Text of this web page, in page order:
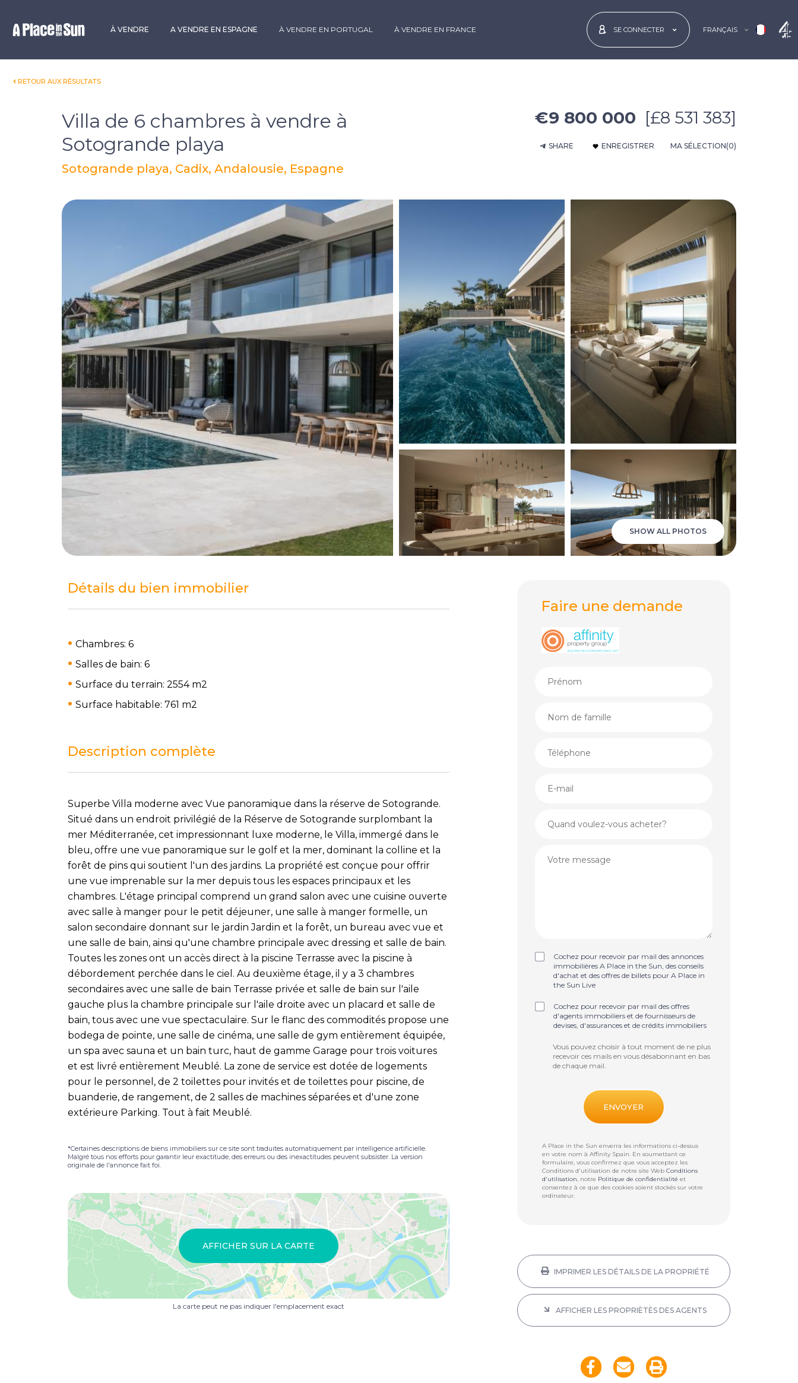
À VENDRE A VENDRE EN ESPAGNE À VENDRE EN PORTUGAL À VENDRE EN FRANCE SE CONNECTER FRANÇAIS
RETOUR AUX RÉSULTATS
Villa de 6 chambres à vendre à
Sotogrande playa
Sotogrande playa, Cadix, Andalousie, Espagne
€9 800 000 [£8 531 383]
SHARE ENREGISTRER MA SÉLECTION(0)
SHOW ALL PHOTOS
Détails du bien immobilier
Chambres: 6
Salles de bain: 6
Surface du terrain: 2554 m2
Surface habitable: 761 m2
Description complète
Superbe Villa moderne avec Vue panoramique dans la réserve de Sotogrande.
Situé dans un endroit privilégié de la Réserve de Sotogrande surplombant la
mer Méditerranée, cet impressionnant luxe moderne, le Villa, immergé dans le
bleu, offre une vue panoramique sur le golf et la mer, dominant la colline et la
forêt de pins qui soutient l'un des jardins. La propriété est conçue pour offrir
une vue imprenable sur la mer depuis tous les espaces principaux et les
chambres. L'étage principal comprend un grand salon avec une cuisine ouverte
avec salle à manger pour le petit déjeuner, une salle à manger formelle, un
salon secondaire donnant sur le jardin Jardin et la forêt, un bureau avec vue et
une salle de bain, ainsi qu'une chambre principale avec dressing et salle de bain.
Toutes les zones ont un accès direct à la piscine Terrasse avec la piscine à
débordement perchée dans le ciel. Au deuxième étage, il y a 3 chambres
secondaires avec une salle de bain Terrasse privée et salle de bain sur l'aile
gauche plus la chambre principale sur l'aile droite avec un placard et salle de
bain, tous avec une vue spectaculaire. Sur le flanc des commodités propose une
bodega de pointe, une salle de cinéma, une salle de gym entièrement équipée,
un spa avec sauna et un bain turc, haut de gamme Garage pour trois voitures
et est livré entièrement Meublé. La zone de service est dotée de logements
pour le personnel, de 2 toilettes pour invités et de toilettes pour piscine, de
buanderie, de rangement, de 2 salles de machines séparées et d'une zone
extérieure Parking. Tout à fait Meublé.
*Certaines descriptions de biens immobiliers sur ce site sont traduites automatiquement par intelligence artificielle.
Malgré tous nos efforts pour garantir leur exactitude, des erreurs ou des inexactitudes peuvent subsister. La version
originale de l'annonce fait foi.
AFFICHER SUR LA CARTE
La carte peut ne pas indiquer l'emplacement exact
Faire une demande
Cochez pour recevoir par mail des annonces
immobilières A Place in the Sun, des conseils
d'achat et des offres de billets pour A Place in
the Sun Live
Cochez pour recevoir par mail des offres
d'agents immobiliers et de fournisseurs de
devises, d'assurances et de crédits immobiliers
Vous pouvez choisir à tout moment de ne plus
recevoir ces mails en vous désabonnant en bas
de chaque mail.
A Place in the Sun enverra les informations ci-dessus
en votre nom àAffinity Spain. En soumettant ce
formulaire, vous confirmez que vous acceptez les
Conditions d'utilisation de notre site WebConditions
d'utilisation, notre Politique de confidentialité et
consentez à ce que des cookies soient stockés sur votre
ordinateur.
IMPRIMER LES DÉTAILS DE LA PROPRIÉTÉ
AFFICHER LES PROPRIÈTÈS DES AGENTS